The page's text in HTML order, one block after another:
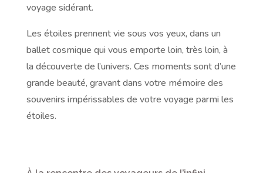
voyage sidérant.
Les étoiles prennent vie sous vos yeux, dans un
ballet cosmique qui vous emporte loin, très loin, à
la découverte de l’univers. Ces moments sont d’une
grande beauté, gravant dans votre mémoire des
souvenirs impérissables de votre voyage parmi les
étoiles.